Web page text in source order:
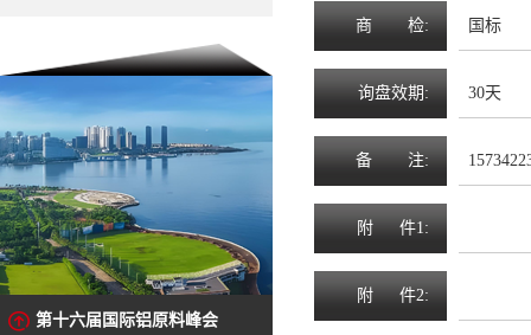
第十六届国际铝原料峰会
商
检: 国标
询盘效期 : 30天
备 注:
附 件1:
附 件2: